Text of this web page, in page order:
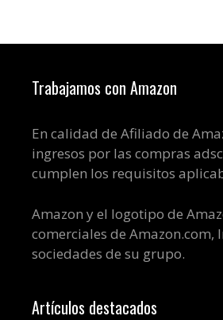
Trabajamos con Amazon
En calidad de Afiliado de
ingresos por las compras
cumplen los requisitos
Amazon y el logotipo de
comerciales de Amazon.com,
sociedades de su grupo.
Artículos destacados